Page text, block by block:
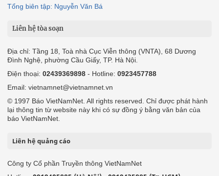
Tổng biên tập: Nguyễn Văn Bá
Liên hệ tòa soạn
Địa chỉ: Tầng 18, Toà nhà Cục Viễn thông (VNTA), 68 Dương
Đình Nghệ, phường Cầu Giấy, TP. Hà Nội.
Điện thoại: 02439369898 - Hotline: 0923457788
Email: vietnamnet@vietnamnet.vn
© 1997 Báo VietNamNet. All rights reserved. Chỉ được phát hành
lại thông tin từ website này khi có sự đồng ý bằng văn bản của
báo VietNamNet.
Liên hệ quảng cáo
Công ty Cổ phần Truyền thông VietNamNet